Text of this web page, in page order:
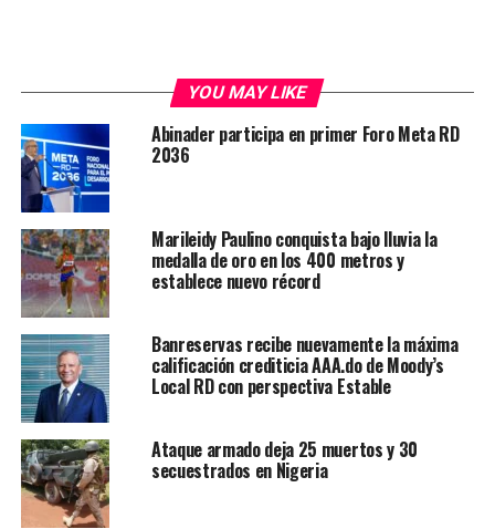
YOU MAY LIKE
Abinader participa en primer Foro Meta RD
2036
Marileidy Paulino conquista bajo lluvia la
medalla de oro en los 400 metros y
establece nuevo récord
Banreservas recibe nuevamente la máxima
calificación crediticia AAA.do de Moody’s
Local RD con perspectiva Estable
Ataque armado deja 25 muertos y 30
secuestrados en Nigeria